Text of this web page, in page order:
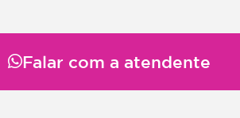
Falar com a atendente